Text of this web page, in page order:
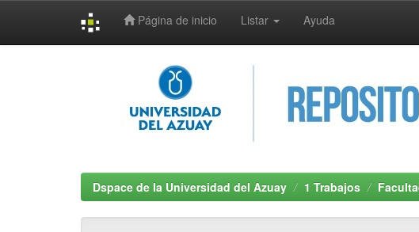
Página de inicio Listar Ayuda
Dspace de la Universidad del Azuay 1 Trabajos